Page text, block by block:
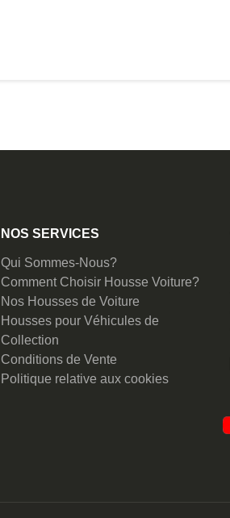
NOS SERVICES
Qui Sommes-Nous?
Comment Choisir Housse Voiture?
Nos Housses de Voiture
Housses pour Véhicules de
Collection
Conditions de Vente
Politique relative aux cookies